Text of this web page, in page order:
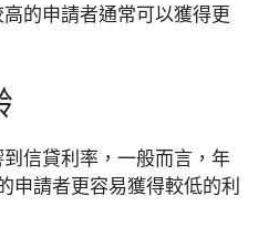
的申請者通常可以獲得更
信貸利率，一般而言，年
申請者更容易獲得較低的利